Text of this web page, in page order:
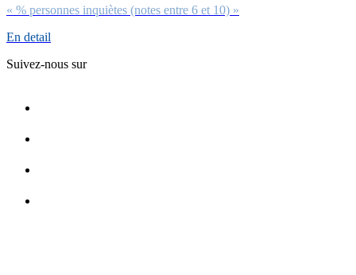
« % personnes inquiètes (notes entre 6 et 10) »
En detail
Suivez-nous sur